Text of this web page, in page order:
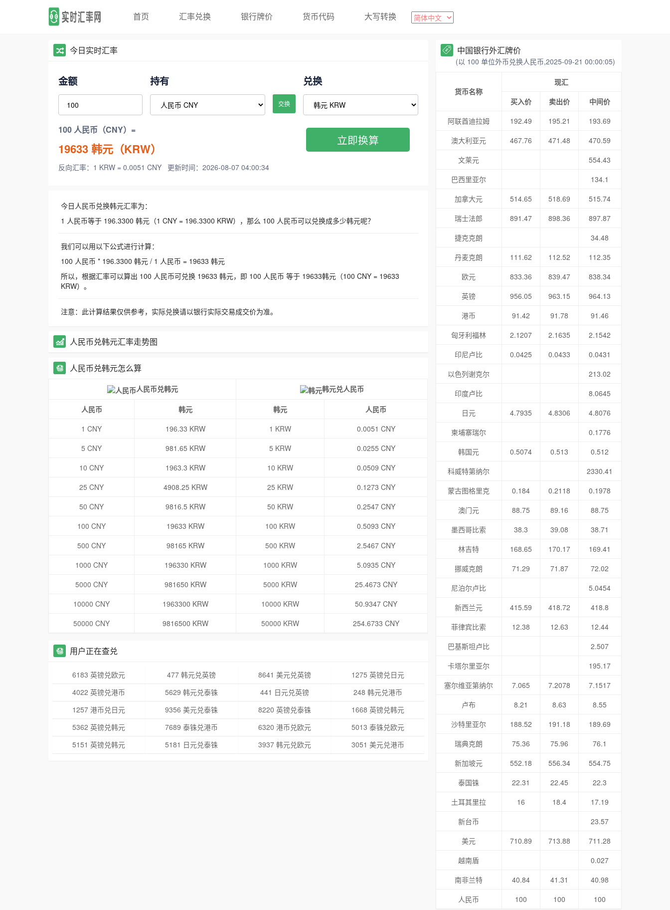
首页 汇率兑换 银行牌价 货币代码 大写转换
今日实时汇率
金额 持有
交换
兑换
100 人民币（CNY）=
19633韩元（KRW）
反向汇率：1 KRW = 0.0051 CNY 更新时间：2026-08-07 04:00:34
立即换算
今日人民币兑换韩元汇率为：
1 人民币等于 196.3300 韩元（1 CNY = 196.3300 KRW），那么 100 人民币可以兑换成多少韩元呢？
我们可以用以下公式进行计算：
100 人民币 * 196.3300 韩元 / 1 人民币 = 19633 韩元
所以，根据汇率可以算出 100 人民币可兑换 19633 韩元，即 100 人民币 等于 19633韩元（100 CNY = 19633
KRW）。
注意：此计算结果仅供参考，实际兑换请以银行实际交易成交价为准。
人民币兑韩元汇率走势图
人民币兑韩元怎么算
人民币兑韩元 韩元兑人民币
人民币 韩元 韩元
人民币
1 CNY
196.33 KRW 1 KRW
0.0051 CNY
5 CNY
981.65 KRW 5 KRW
0.0255 CNY
10 CNY
1963.3 KRW 10 KRW
0.0509 CNY
25 CNY
4908.25 KRW 25 KRW
0.1273 CNY
50 CNY
9816.5 KRW 50 KRW
0.2547 CNY
100 CNY
19633 KRW 100 KRW
0.5093 CNY
500 CNY
98165 KRW 500 KRW
2.5467 CNY
1000 CNY
196330 KRW 1000 KRW
5.0935 CNY
5000 CNY
981650 KRW 5000 KRW
25.4673 CNY
10000 CNY
1963300 KRW 10000 KRW
50.9347 CNY
50000 CNY
9816500 KRW 50000 KRW 254.6733 CNY
用户正在查兑
6183 英镑兑欧元 477 韩元兑英镑 8641 美元兑英镑
1275 英镑兑日元
4022 英镑兑港币
5629 韩元兑泰铢 441 日元兑英镑
248 韩元兑港币
1257 港币兑日元
9356 美元兑泰铢 8220 英镑兑泰铢
1668 英镑兑韩元
5362 英镑兑韩元
7689 泰铢兑港币 6320 港币兑欧元
5013 泰铢兑欧元
5151 英镑兑韩元
5181 日元兑泰铢 3937 韩元兑欧元 3051 美元兑港币
中国银行外汇牌价
(以 100 单位外币兑换人民币,2025-09-21 00:00:05)
货币名称
现汇
买入价
卖出价
中间价
阿联酋迪拉姆
192.49 195.21
193.69
澳大利亚元
467.76 471.48
470.59
文莱元
554.43
巴西里亚尔
134.1
加拿大元
514.65 518.69
515.74
瑞士法郎
891.47 898.36
897.87
捷克克朗
34.48
丹麦克朗
111.62 112.52
112.35
欧元
833.36 839.47
838.34
英镑
956.05 963.15
964.13
港币
91.42 91.78
91.46
匈牙利福林
2.1207 2.1635
2.1542
印尼卢比
0.0425 0.0433
0.0431
以色列谢克尔
213.02
印度卢比
8.0645
日元
4.7935 4.8306
4.8076
柬埔寨瑞尔
0.1776
韩国元
0.5074 0.513
0.512
科威特第纳尔
2330.41
蒙古图格里克
0.184 0.2118
0.1978
澳门元
88.75 89.16
88.75
墨西哥比索
38.3 39.08
38.71
林吉特
168.65 170.17
169.41
挪威克朗
71.29 71.87
72.02
尼泊尔卢比
5.0454
新西兰元
415.59 418.72
418.8
菲律宾比索
12.38 12.63
12.44
巴基斯坦卢比
2.507
卡塔尔里亚尔
195.17
塞尔维亚第纳尔
7.065 7.2078
7.1517
卢布
8.21 8.63
8.55
沙特里亚尔
188.52 191.18
189.69
瑞典克朗
75.36 75.96
76.1
新加坡元
552.18 556.34
554.75
泰国铢
22.31 22.45
22.3
土耳其里拉
16 18.4
17.19
新台币
23.57
美元
710.89 713.88
711.28
越南盾
0.027
南非兰特
40.84 41.31
40.98
人民币
100 100 100